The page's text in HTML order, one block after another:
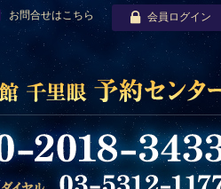
お問合せはこちら 会員ログイン